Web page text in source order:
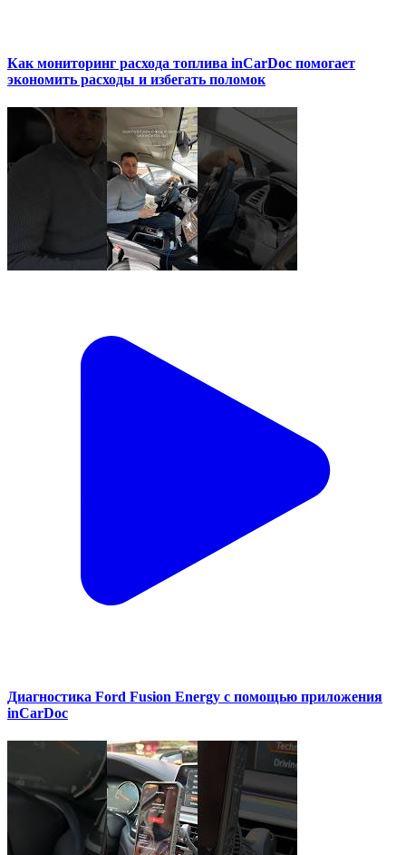
Как мониторинг расхода топлива inCarDoc помогает
экономить расходы и избегать поломок
Диагностика Ford Fusion Energy с помощью приложения
inCarDoc